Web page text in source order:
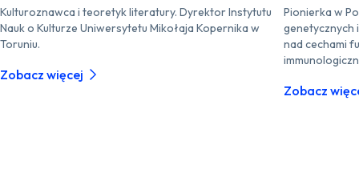
Kulturoznawca i teoretyk literatury. Dyrektor Instytutu
Nauk o Kulturze Uniwersytetu Mikołaja Kopernika w
Toruniu.
Zobacz więcej
Pionierka w
genetycznych
nad cechami
Zobacz